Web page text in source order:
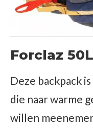
Forclaz
Deze backpack
die naar warme
willen